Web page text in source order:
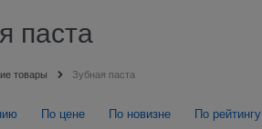
паста
товары Зубная паста
По цене По новизне По рейтингу